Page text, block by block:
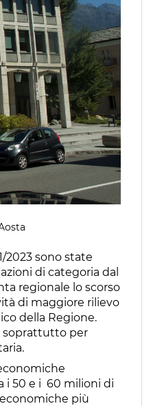
2023 sono state
di categoria dal
regionale lo scorso
di maggiore rilievo
della Regione.
soprattutto per
i 50 e i 60 milioni di
più